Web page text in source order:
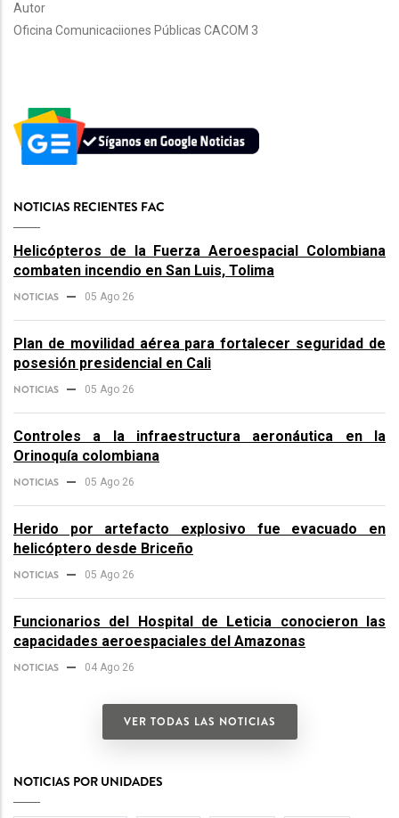
Autor
Oficina Comunicaciiones Públicas CACOM 3
NOTICIAS RECIENTES FAC
Helicópteros de la Fuerza Aeroespacial Colombiana
combaten incendio en San Luis, Tolima
NOTICIAS 05 Ago 26
Plan de movilidad aérea para fortalecer seguridad de
posesión presidencial en Cali
NOTICIAS 05 Ago 26
Controles a la infraestructura aeronáutica en la
Orinoquía colombiana
NOTICIAS 05 Ago 26
Herido por artefacto explosivo fue evacuado en
helicóptero desde Briceño
NOTICIAS 05 Ago 26
Funcionarios del Hospital de Leticia conocieron las
capacidades aeroespaciales del Amazonas
NOTICIAS 04 Ago 26
VER TODAS LAS NOTICIAS
NOTICIAS POR UNIDADES